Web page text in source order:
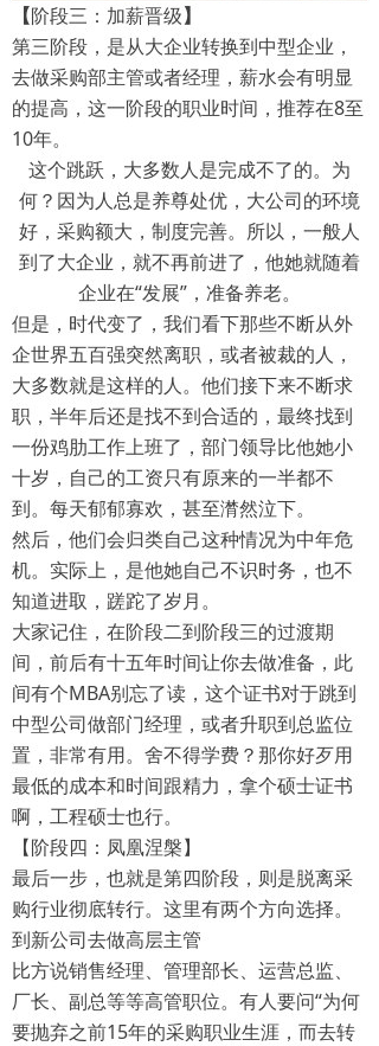
【阶段三：加薪晋级】
第三阶段，是从大企业转换到中型企业，
去做采购部主管或者经理，薪水会有明显
的提高，这一阶段的职业时间，推荐在8至
10年。
这个跳跃，大多数人是完成不了的。为
何？因为人总是养尊处优，大公司的环境
好，采购额大，制度完善。所以，一般人
到了大企业，就不再前进了，他她就随着
企业在“发展”，准备养老。
但是，时代变了，我们看下那些不断从外
企世界五百强突然离职，或者被裁的人，
大多数就是这样的人。他们接下来不断求
职，半年后还是找不到合适的，最终找到
一份鸡肋工作上班了，部门领导比他她小
十岁，自己的工资只有原来的一半都不
到。每天郁郁寡欢，甚至潸然泣下。
然后，他们会归类自己这种情况为中年危
机。实际上，是他她自己不识时务，也不
知道进取，蹉跎了岁月。
大家记住，在阶段二到阶段三的过渡期
间，前后有十五年时间让你去做准备，此
间有个MBA别忘了读，这个证书对于跳到
中型公司做部门经理，或者升职到总监位
置，非常有用。舍不得学费？那你好歹用
最低的成本和时间跟精力，拿个硕士证书
啊，工程硕士也行。
【阶段四：凤凰涅槃】
最后一步，也就是第四阶段，则是脱离采
购行业彻底转行。这里有两个方向选择。
到新公司去做高层主管
比方说销售经理、管理部长、运营总监、
厂长、副总等等高管职位。有人要问“为何
要抛弃之前15年的采购职业生涯，而去转